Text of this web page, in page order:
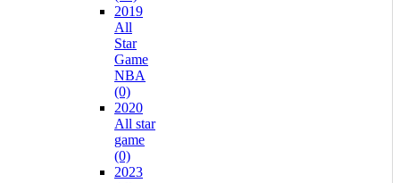
2019
All
Star
Game
NBA
(0)
2020
All star
game
(0)
2023